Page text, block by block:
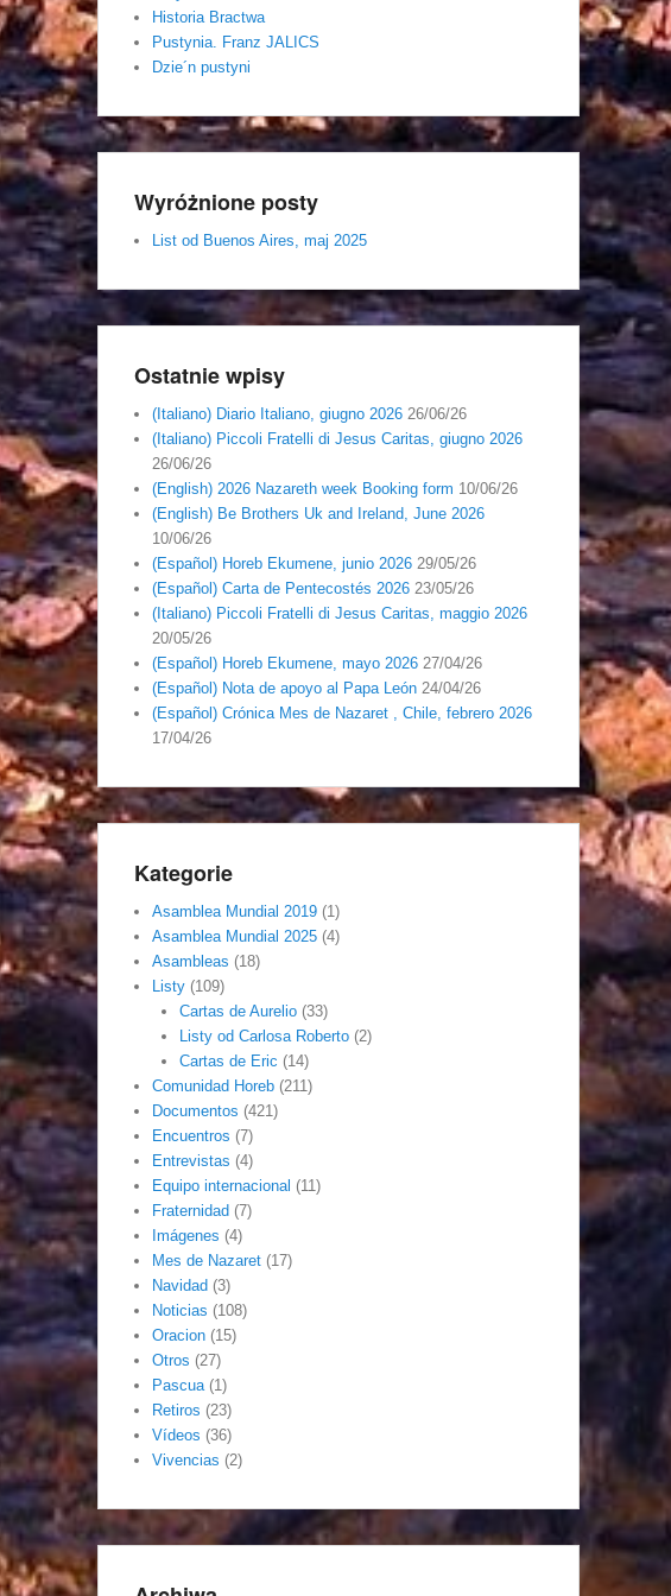
Historia Bractwa
Pustynia. Franz JALICS
Dzie´n pustyni
Wyróżnione posty
List od Buenos Aires, maj 2025
Ostatnie wpisy
(Italiano) Diario Italiano, giugno 2026 26/06/26
(Italiano) Piccoli Fratelli di Jesus Caritas, giugno 2026
26/06/26
(English) 2026 Nazareth week Booking form 10/06/26
(English) Be Brothers Uk and Ireland, June 2026
10/06/26
(Español) Horeb Ekumene, junio 2026 29/05/26
(Español) Carta de Pentecostés 2026 23/05/26
(Italiano) Piccoli Fratelli di Jesus Caritas, maggio 2026
20/05/26
(Español) Horeb Ekumene, mayo 2026 27/04/26
(Español) Nota de apoyo al Papa León 24/04/26
(Español) Crónica Mes de Nazaret , Chile, febrero 2026
17/04/26
Kategorie
Asamblea Mundial 2019 (1)
Asamblea Mundial 2025 (4)
Asambleas (18)
Listy (109)
Cartas de Aurelio(33)
Listy od Carlosa Roberto(2)
Cartas de Eric (14)
Comunidad Horeb (211)
Documentos (421)
Encuentros (7)
Entrevistas (4)
Equipo internacional (11)
Fraternidad (7)
Imágenes (4)
Mes de Nazaret (17)
Navidad (3)
Noticias (108)
Oracion (15)
Otros (27)
Pascua(1)
Retiros (23)
Vídeos (36)
Vivencias (2)